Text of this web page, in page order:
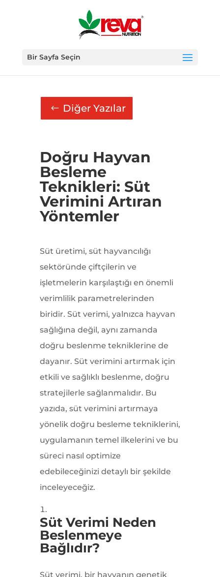
Bir Sayfa Seçin
Diğer Yazılar
Doğru Hayvan
Besleme
Teknikleri: Süt
Verimini Artıran
Yöntemler
Süt üretimi, süt hayvancılığı
sektöründe çiftçilerin ve
işletmelerin karşılaştığı en önemli
verimlilik parametrelerinden
biridir. Süt verimi, yalnızca hayvan
sağlığına değil, aynı zamanda
doğru beslenme tekniklerine de
dayanır. Süt verimini artırmak için
etkili ve sağlıklı beslenme, doğru
stratejilerle sağlanmalıdır. Bu
yazıda, süt verimini artırmaya
yönelik doğru besleme tekniklerini,
uygulamanın temel ilkelerini ve bu
süreci nasıl optimize
edebileceğinizi detaylı bir şekilde
inceleyeceğiz.
Süt Verimi Neden
Beslenmeye
Bağlıdır?
Süt verimi, bir hayvanın genetik